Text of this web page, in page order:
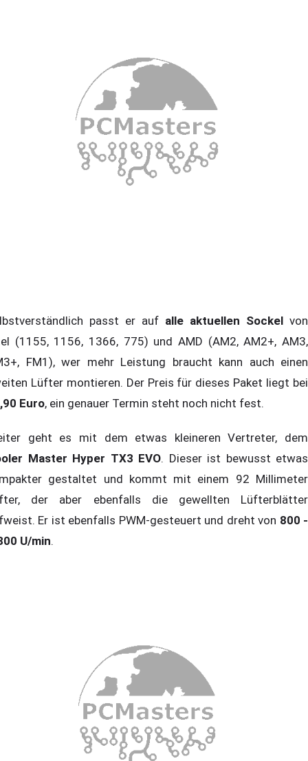
passt er auf alle aktuellen Sockel von
(1155, 1156, 1366, 775) und AMD (AM2, AM2+, AM3,
FM1), wer mehr Leistung braucht kann auch einen
Lüfter montieren. Der Preis für dieses Paket liegt bei
Euro, ein genauer Termin steht noch nicht fest.
geht es mit dem etwas kleineren Vertreter, dem
Master Hyper TX3 EVO. Dieser ist bewusst etwas
gestaltet und kommt mit einem 92 Millimeter
der aber ebenfalls die gewellten Lüfterblätter
Er ist ebenfalls PWM-gesteuert und dreht von 800 -
U/min.